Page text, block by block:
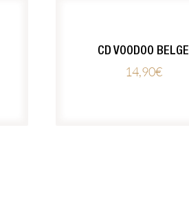
CD VOODOO BELGE
14,90€